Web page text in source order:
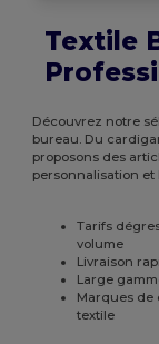
Textile
Découvrez notre
bureau. Du
proposons des
personnalisation et
Tarifs
volume
Livraison
Large
Marques
textile